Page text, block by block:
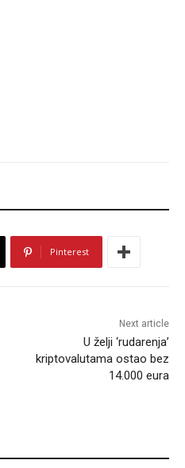
Pinterest
Next article
U želji ‘rudarenja’
kriptovalutama ostao bez
14.000 eura